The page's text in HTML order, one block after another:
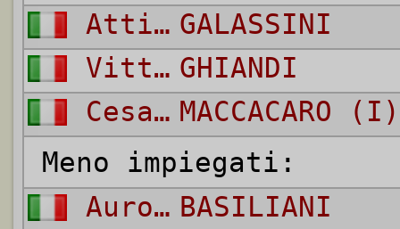
Attilio GALASSINI
Vittorio GHIANDI
Cesare MACCACARO (I)
Meno impiegati:
Auro Enzo BASILIANI